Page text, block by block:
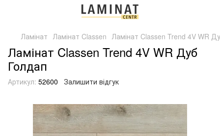
Ламінат Ламінат Classen Ламінат Classen Trend 4V WR
Ламінат Classen Trend 4V WR Дуб
Голдап
Артикул: 52600 Залишити відгук